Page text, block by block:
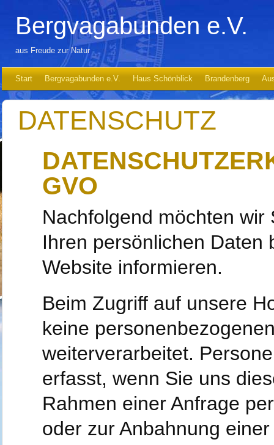
Bergvagabunden e.V.
aus Freude zur Natur
Start Bergvagabunden e.V. Haus Schönblick Brandenberg
DATENSCHUTZ
GVO
Nachfolgend möchten
Ihren persönlichen Daten
Website informieren.
Beim Zugriff auf unsere
keine
weiterverarbeitet.
erfasst, wenn Sie uns
Rahmen einer Anfrage
oder zur Anbahnung